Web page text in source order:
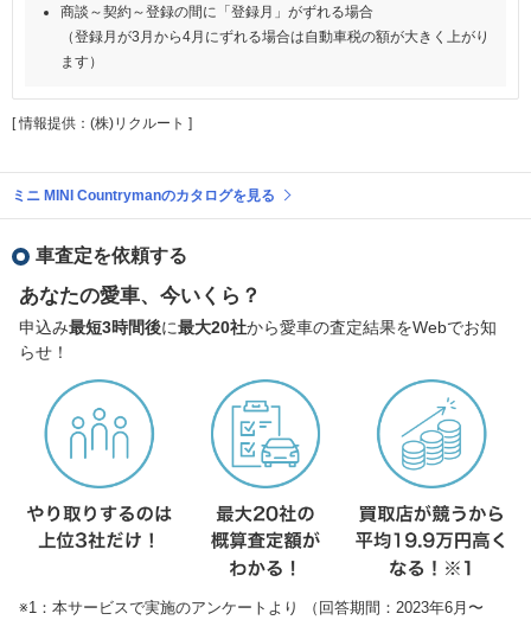
商談～契約～登録の間に「登録月」がずれる場合
（登録月が3月から4月にずれる場合は自動車税の額が大きく上がり
ます）
[ 情報提供：(株)リクルート ]
ミニ MINI Countrymanのカタログを見る
車査定を依頼する
あなたの愛車、今いくら？
申込み最短3時間後に最大20社から愛車の査定結果をWebでお知
らせ！
※1：本サービスで実施のアンケートより （回答期間：2023年6月〜